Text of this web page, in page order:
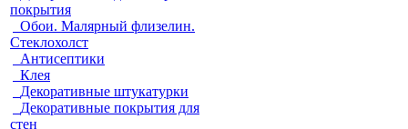
покрытия
Обои. Малярный флизелин.
Стеклохолст
Антисептики
Клея
Декоративные штукатурки
Декоративные покрытия для
стен